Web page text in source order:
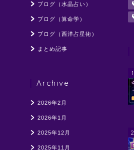
ブログ（水晶占い）
ブログ（算命学）
ブログ（西洋占星術）
まとめ記事
Archive
2026年2月
2026年1月
2025年12月
2025年11月
1
2